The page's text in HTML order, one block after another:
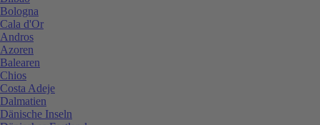
Bologna
Cala d'Or
Andros
Azoren
Balearen
Chios
Costa Adeje
Dalmatien
Dänische Inseln